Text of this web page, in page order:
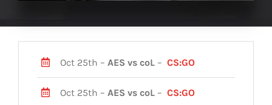
Oct 25th –AES vs coL –CS:GO
Oct 25th –AES vs coL –CS:GO